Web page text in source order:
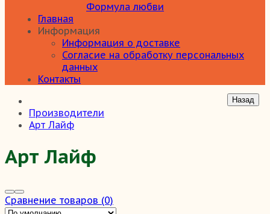
Формула любви
Главная
Информация
Информация о доставке
Согласие на обработку персональных
данных
Контакты
Производители
Арт Лайф
Арт Лайф
Сравнение товаров (0)